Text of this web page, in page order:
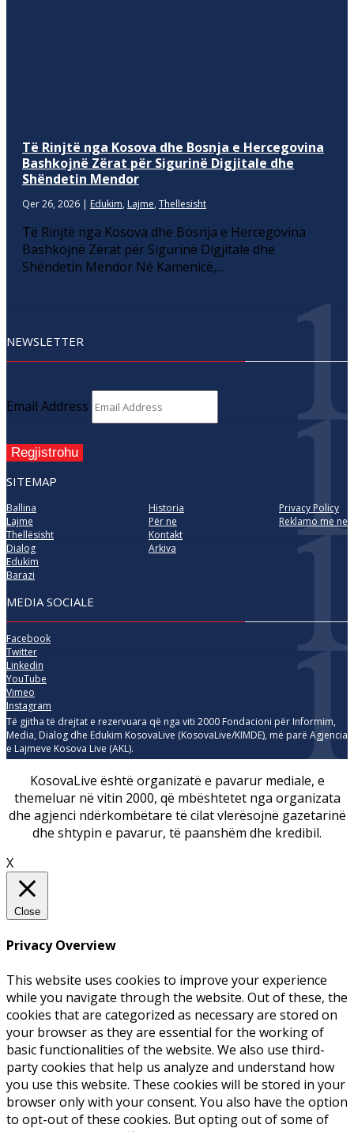
Të Rinjtë nga Kosova dhe Bosnja e Hercegovina
Bashkojnë Zërat për Sigurinë Digjitale dhe
Shëndetin Mendor
Qer 26, 2026 | Edukim, Lajme, Thellesisht
Të Rinjtë nga Kosova dhe Bosnja e Hercegovina
Bashkojnë Zërat për Sigurinë Digjitale dhe
Shëndetin Mendor Në Kamenicë,...
NEWSLETTER
Email Address
Regjistrohu
SITEMAP
Ballina
Lajme
Thellësisht
Dialog
Edukim
Barazi
Historia
Për ne
Kontakt
Arkiva
Privacy Policy
Reklamo me ne
MEDIA SOCIALE
Facebook
Twitter
Linkedin
YouTube
Vimeo
Instagram
Të gjitha të drejtat e rezervuara që nga viti 2000 Fondacioni për Informim,
Media, Dialog dhe Edukim KosovaLive (KosovaLive/KIMDE), më parë Agjencia
e Lajmeve Kosova Live (AKL).
KosovaLive është organizatë e pavarur mediale, e
themeluar në vitin 2000, që mbështetet nga organizata
dhe agjenci ndërkombëtare të cilat vlerësojnë gazetarinë
dhe shtypin e pavarur, të paanshëm dhe kredibil.
X
Close
Privacy Overview
This website uses cookies to improve your experience
while you navigate through the website. Out of these, the
cookies that are categorized as necessary are stored on
your browser as they are essential for the working of
basic functionalities of the website. We also use third-
party cookies that help us analyze and understand how
you use this website. These cookies will be stored in your
browser only with your consent. You also have the option
to opt-out of these cookies. But opting out of some of